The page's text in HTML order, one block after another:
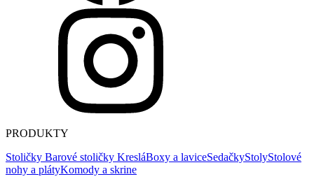
PRODUKTY
Stoličky Barové stoličky KresláBoxy a laviceSedačkyStolyStolové
nohy a plátyKomody a skrine